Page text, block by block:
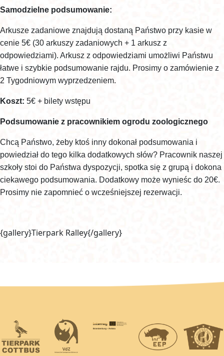
Samodzielne podsumowanie:
Arkusze zadaniowe znajdują dostaną Państwo przy kasie w
cenie 5€ (30 arkuszy zadaniowych + 1 arkusz z
odpowiedziami). Arkusz z odpowiedziami umożliwi Państwu
łatwe i szybkie podsumowanie rajdu. Prosimy o zamówienie z
2 Tygodniowym wyprzedzeniem.
Koszt: 5€ + bilety wstępu
Podsumowanie z pracownikiem ogrodu zoologicznego
Chcą Państwo, żeby ktoś inny dokonał podsumowania i
powiedział do tego kilka dodatkowych słów? Pracownik naszej
szkoły stoi do Państwa dyspozycji, spotka się z grupą i dokona
ciekawego podsumowania. Dodatkowy może wynieśc do 20€.
Prosimy nie zapomnieć o wcześniejszej rezerwacji.
{gallery}Tierpark Ralley{/gallery}